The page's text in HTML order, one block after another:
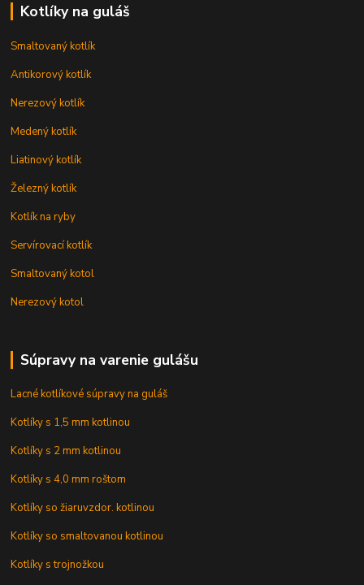
Kotlíky na guláš
Smaltovaný kotlík
Antikorový kotlík
Nerezový kotlík
Medený kotlík
Liatinový kotlík
Železný kotlík
Kotlík na ryby
Servírovací kotlík
Smaltovaný kotol
Nerezový kotol
Súpravy na varenie gulášu
Lacné kotlíkové súpravy na guláš
Kotlíky s 1,5 mm kotlinou
Kotlíky s 2 mm kotlinou
Kotlíky s 4,0 mm roštom
Kotlíky so žiaruvzdor. kotlinou
Kotlíky so smaltovanou kotlinou
Kotlíky s trojnožkou